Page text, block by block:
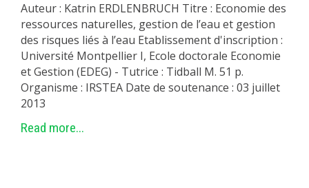
Auteur : Katrin ERDLENBRUCH Titre : Economie des
ressources naturelles, gestion de l’eau et gestion
des risques liés à l’eau Etablissement d'inscription :
Université Montpellier I, Ecole doctorale Economie
et Gestion (EDEG) - Tutrice : Tidball M. 51 p.
Organisme : IRSTEA Date de soutenance : 03 juillet
2013
Read more...